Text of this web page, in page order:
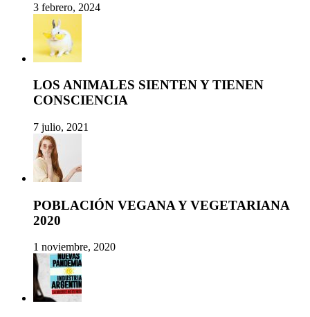
3 febrero, 2024
LOS ANIMALES SIENTEN Y TIENEN
CONSCIENCIA
7 julio, 2021
POBLACIÓN VEGANA Y VEGETARIANA
2020
1 noviembre, 2020